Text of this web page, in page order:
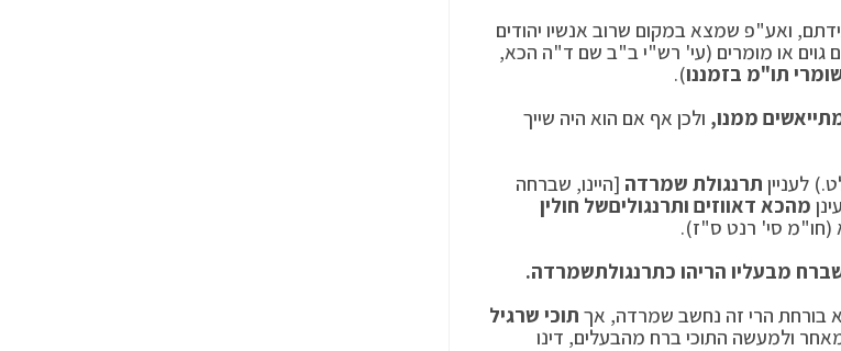
ואע"פ שמצא במקום שרוב אנשיו יהודים
גוים או מומרים (עי' רש"י ב"ב שם ד"ה הכא,
תו"מ בזמננו).
ממנו, ולכן אף אם הוא היה שייך
לעניין תרנגולת שמרדה [היינו, שברחה
מהכא דאווזים ותרנגוליםשל חולין
סי' רנט ס"ז).
מבעליו הריהו כתרנגולתשמרדה.
בורחת הרי זה נחשב שמרדה, אך תוכי שרגיל
ולמעשה התוכי ברח מהבעלים, דינו